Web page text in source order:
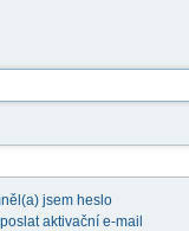
jsem heslo
aktivační e-mail